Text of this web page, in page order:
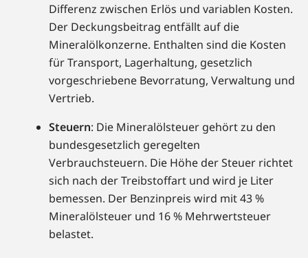
Differenz zwischen Erlös und variablen Kosten.
Der Deckungsbeitrag entfällt auf die
Mineralölkonzerne. Enthalten sind die Kosten
für Transport, Lagerhaltung, gesetzlich
vorgeschriebene Bevorratung, Verwaltung und
Vertrieb.
Steuern: Die Mineralölsteuer gehört zu den
bundesgesetzlich geregelten
Verbrauchsteuern. Die Höhe der Steuer richtet
sich nach der Treibstoffart und wird je Liter
bemessen. Der Benzinpreis wird mit 43 %
Mineralölsteuer und 16 % Mehrwertsteuer
belastet.